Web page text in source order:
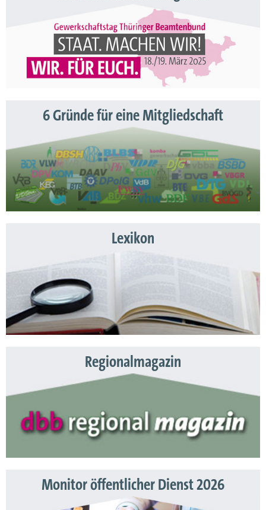
6 Gründe für eine Mitgliedschaft
Lexikon
Regionalmagazin
Monitor öffentlicher Dienst 2026